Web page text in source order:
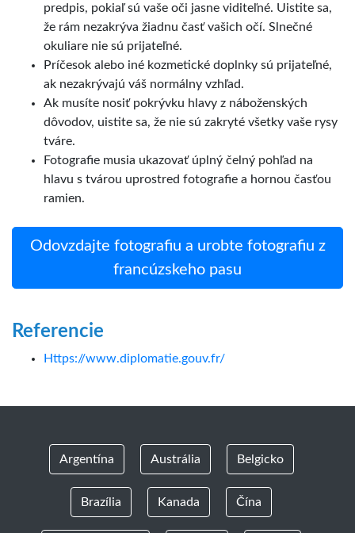
predpis, pokiaľ sú vaše oči jasne viditeľné. Uistite sa,
že rám nezakrýva žiadnu časť vašich očí. Slnečné
okuliare nie sú prijateľné.
Príčesok alebo iné kozmetické doplnky sú prijateľné,
ak nezakrývajú váš normálny vzhľad.
Ak musíte nosiť pokrývku hlavy z náboženských
dôvodov, uistite sa, že nie sú zakryté všetky vaše rysy
tváre.
Fotografie musia ukazovať úplný čelný pohľad na
hlavu s tvárou uprostred fotografie a hornou časťou
ramien.
Odovzdajte fotografiu a urobte fotografiu z
francúzskeho pasu
Referencie
Https://www.diplomatie.gouv.fr/
Argentína Austrália Belgicko
Brazília Kanada Čína